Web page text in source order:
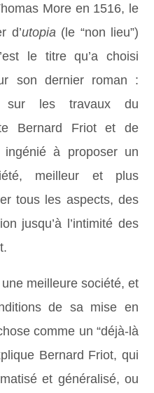
More en 1516, le
d’utopia(le “non lieu”)
le titre qu’a choisi
son dernier roman :
sur les travaux du
Bernard Friot et de
ingénié à proposer un
meilleur et plus
tous les aspects, des
jusqu’à l’intimité des
meilleure société, et
de sa mise en
comme un “déjà-là
Bernard Friot, qui
et généralisé, ou